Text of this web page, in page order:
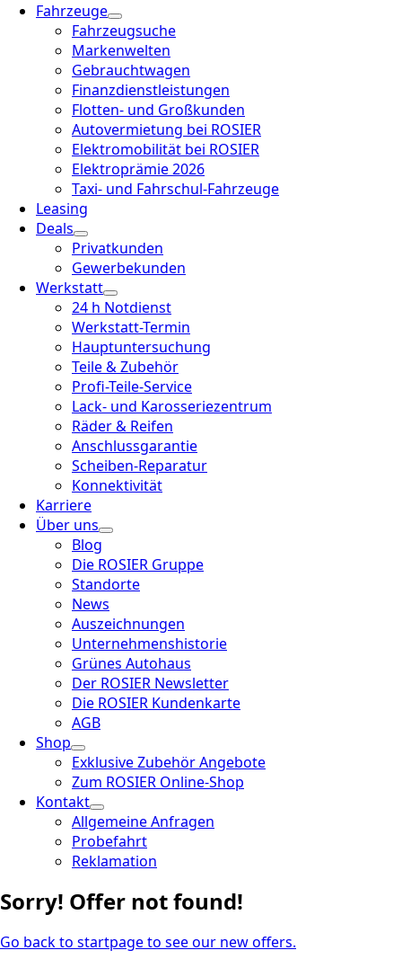
Fahrzeuge
Fahrzeugsuche
Markenwelten
Gebrauchtwagen
Finanzdienstleistungen
Flotten- und Großkunden
Autovermietung bei ROSIER
Elektromobilität bei ROSIER
Elektroprämie 2026
Taxi- und Fahrschul-Fahrzeuge
Leasing
Deals
Privatkunden
Gewerbekunden
Werkstatt
24 h Notdienst
Werkstatt-Termin
Hauptuntersuchung
Teile & Zubehör
Profi-Teile-Service
Lack- und Karosseriezentrum
Räder & Reifen
Anschlussgarantie
Scheiben-Reparatur
Konnektivität
Karriere
Über uns
Blog
Die ROSIER Gruppe
Standorte
News
Auszeichnungen
Unternehmenshistorie
Grünes Autohaus
Der ROSIER Newsletter
Die ROSIER Kundenkarte
AGB
Shop
Exklusive Zubehör Angebote
Zum ROSIER Online-Shop
Kontakt
Allgemeine Anfragen
Probefahrt
Reklamation
Sorry! Offer not found!
Go back to startpage to see our new offers.